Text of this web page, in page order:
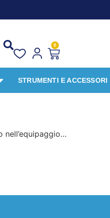
0
STRUMENTI E ACCESSORI